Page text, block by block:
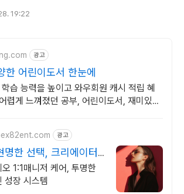
19:22
광고
어린이도서 한눈에
습 능력을 높이고 와우회원 캐시 적립 혜
렵게 느껴졌던 공부, 어린이도서, 재미있게
광고
명한 선택, 크리에이터,
1:1매니저 케어, 투명한
성장 시스템